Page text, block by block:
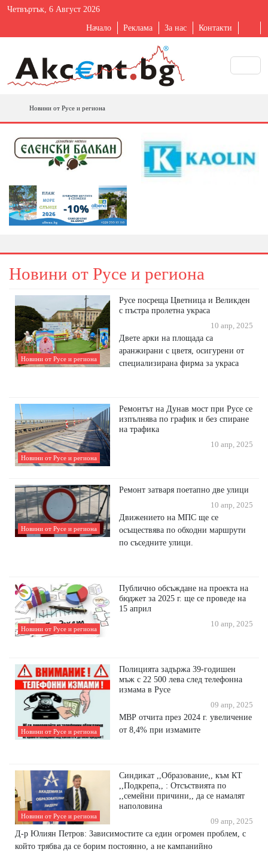
Четвъртък, 6 Август 2026
Начало Реклама За нас Контакти
Новини от Русе и региона
Новини от Русе и региона
Новини от Русе и региона
Русе посреща Цветница и Великден
с пъстра пролетна украса
10 апр, 2025
Двете арки на площада са
аранжирани с цветя, осигурени от
специализирана фирма за украса
Новини от Русе и региона
Ремонтът на Дунав мост при Русе се
изпълнява по график и без спиране
на трафика
10 апр, 2025
Новини от Русе и региона
Ремонт затваря поетапно две улици
10 апр, 2025
Движението на МПС ще се
осъществява по обходни маршрути
по съседните улици.
Новини от Русе и региона
Публично обсъждане на проекта на
бюджет за 2025 г. ще се проведе на
15 април
10 апр, 2025
Новини от Русе и региона
Полицията задържа 39-годишен
мъж с 22 500 лева след телефонна
измама в Русе
09 апр, 2025
МВР отчита през 2024 г. увеличение
от 8,4% при измамите
Новини от Русе и региона
Синдикат ,,Образование,, към КТ
,,Подкрепа,, : Отсъствията по
,,семейни причини,, да се намалят
наполовина
09 апр, 2025
Д-р Юлиян Петров: Зависимостите са един огромен проблем, с
който трябва да се борим постоянно, а не кампанийно